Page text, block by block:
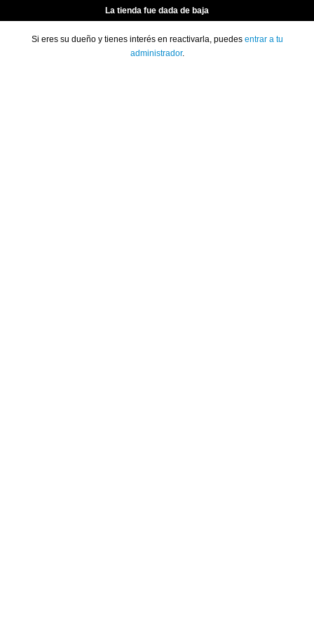
La tienda fue dada de baja
Si eres su dueño y tienes interés en reactivarla, puedes entrar a tu
administrador.